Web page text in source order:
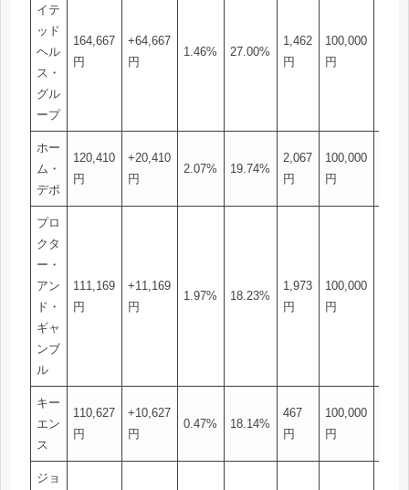
イテ
ッド
ヘル
ス・
グル
ープ
164,667
円
+64,667
円
1.46% 27.00%
1,462
円
100,000
円
ホー
ム・
デポ
120,410
円
+20,410
円
2.07% 19.74%
2,067
円
100,000
円
プロ
クタ
ー・
アン
ド・
ギャ
ンブ
ル
111,169
円
+11,169
円
1.97% 18.23%
1,973
円
100,000
円
キー
エン
ス
110,627
円
+10,627
円
0.47% 18.14%
467
円
100,000
円
ジョ